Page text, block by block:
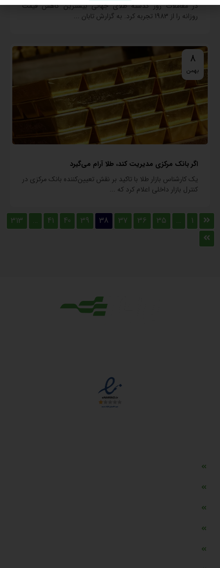
در معاملات روز گذشته طلای جهانی بیشترین کاهش قیمت
روزانه را از 1983 تجربه کرد. به گزارش تابان ...
8
بهمن
اگر بانک مرکزی مدیریت کند، طلا آرام می‌گیرد
یک کارشناس بازار طلا با تاکید بر نقش تعیین‌کننده بانک مرکزی در
کنترل بازار داخلی اعلام کرد که ...
1
…
35
36
37
38
39
40
41
…
313